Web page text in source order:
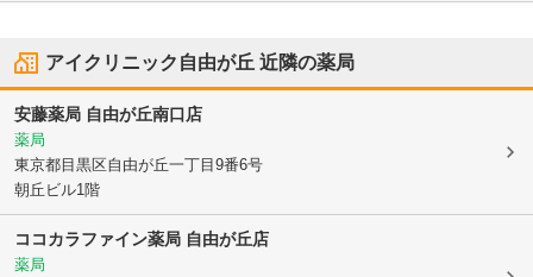
アイクリニック自由が丘 近隣の薬局
安藤薬局 自由が丘南口店
薬局
東京都目黒区自由が丘一丁目9番6号
朝丘ビル1階
ココカラファイン薬局 自由が丘店
薬局